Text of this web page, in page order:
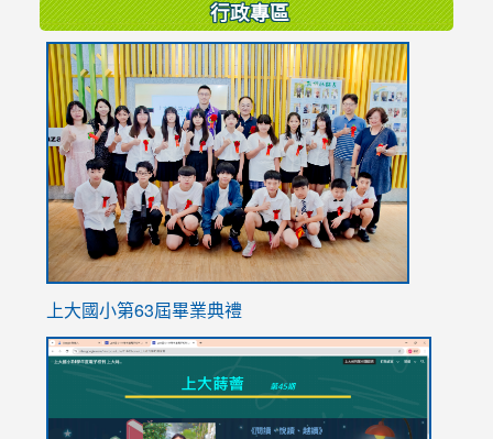
行政專區
上大國小第63屆畢業典禮
link